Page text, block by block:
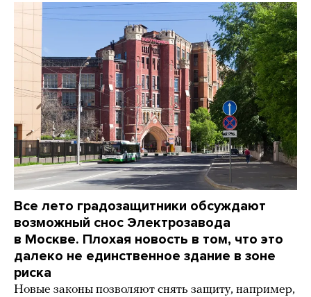
Все лето градозащитники обсуждают
возможный снос Электрозавода
в Москве. Плохая новость в том, что это
далеко не единственное здание в зоне
риска
Новые законы позволяют снять защиту, например,